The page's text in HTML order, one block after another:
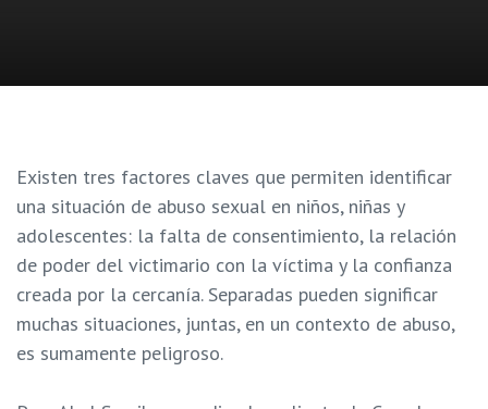
Existen tres factores claves que permiten identificar
una situación de abuso sexual en niños, niñas y
adolescentes: la falta de consentimiento, la relación
de poder del victimario con la víctima y la confianza
creada por la cercanía. Separadas pueden significar
muchas situaciones, juntas, en un contexto de abuso,
es sumamente peligroso.